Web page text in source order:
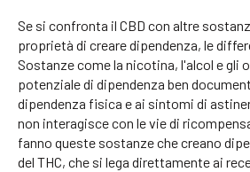
Se si confronta il CBD con altre
proprietà di creare dipendenza, le
Sostanze come la nicotina, l'alcol e gli
potenziale di dipendenza ben
dipendenza fisica e ai sintomi di
non interagisce con le vie di
fanno queste sostanze che creano
del THC, che si lega direttamente ai